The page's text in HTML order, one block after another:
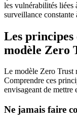
les vulnérabilités liées
surveillance constante
Les principes
modèle Zero
Le modèle Zero Trust
Comprendre ces
envisageant de mettre
Ne jamais faire